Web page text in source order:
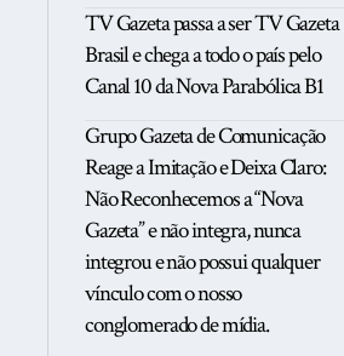
TV Gazeta passa a ser TV Gazeta
Brasil e chega a todo o país pelo
Canal 10 da Nova Parabólica B1
Grupo Gazeta de Comunicação
Reage a Imitação e Deixa Claro:
Não Reconhecemos a “Nova
Gazeta” e não integra, nunca
integrou e não possui qualquer
vínculo com o nosso
conglomerado de mídia.